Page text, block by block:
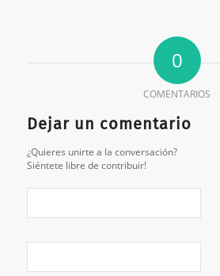
0
COMENTARIOS
Dejar un comentario
¿Quieres unirte a la conversación?
Siéntete libre de contribuir!